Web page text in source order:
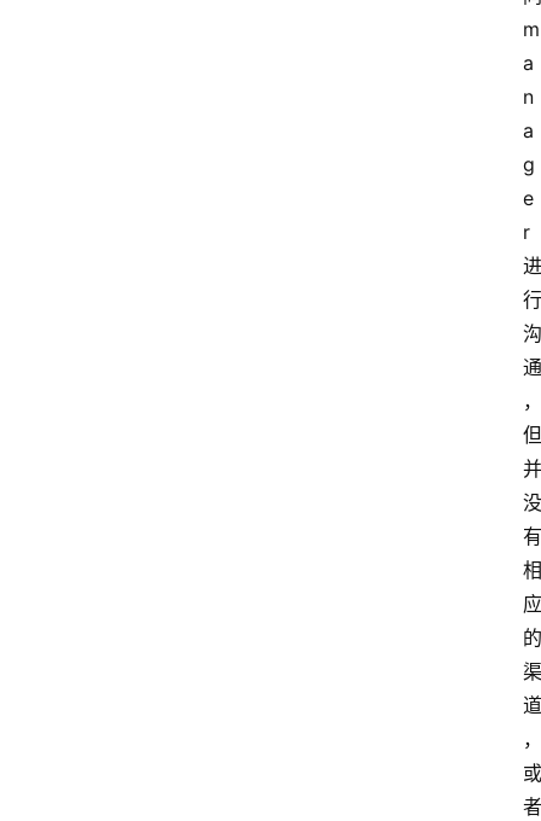
m
a
n
a
g
e
r
进
行
沟
通
，
但
并
没
有
相
应
的
渠
道
，
或
者